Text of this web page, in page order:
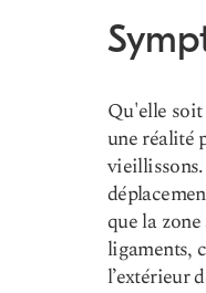
Qu'elle soit
une réalité
que la
ligaments,
l’extérieur